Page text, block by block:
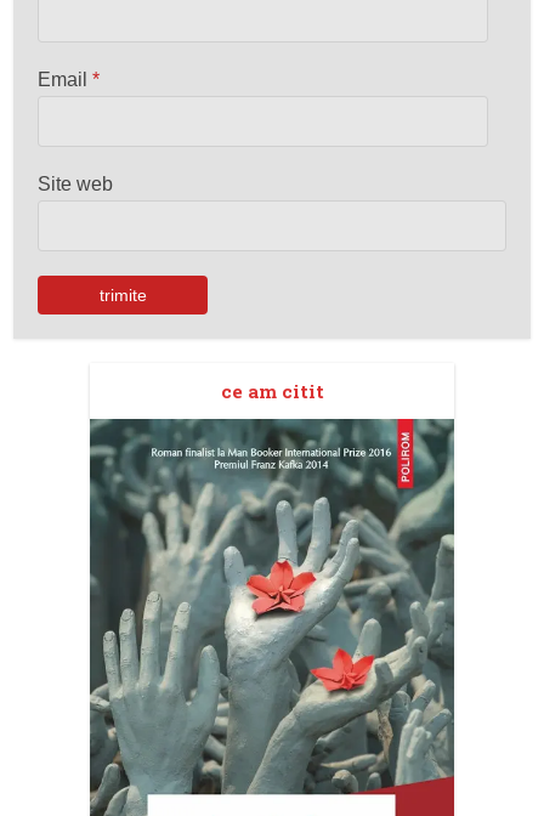
Email*
Site web
ce am citit